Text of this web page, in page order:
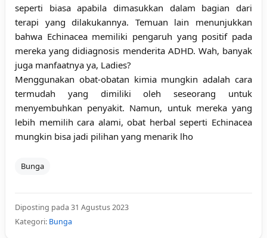
seperti biasa apabila dimasukkan dalam bagian dari
terapi yang dilakukannya. Temuan lain menunjukkan
bahwa Echinacea memiliki pengaruh yang positif pada
mereka yang didiagnosis menderita ADHD. Wah, banyak
juga manfaatnya ya, Ladies?
Menggunakan obat-obatan kimia mungkin adalah cara
termudah yang dimiliki oleh seseorang untuk
menyembuhkan penyakit. Namun, untuk mereka yang
lebih memilih cara alami, obat herbal seperti Echinacea
mungkin bisa jadi pilihan yang menarik lho
Bunga
Diposting pada 31 Agustus 2023
Kategori: Bunga